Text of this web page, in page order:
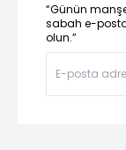
“Günün
sabah e-
olun.”